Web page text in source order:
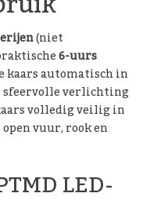
(niet
6-uurs
kaars automatisch in
sfeervolle verlichting
volledig veilig in
vuur, rook en
LED-